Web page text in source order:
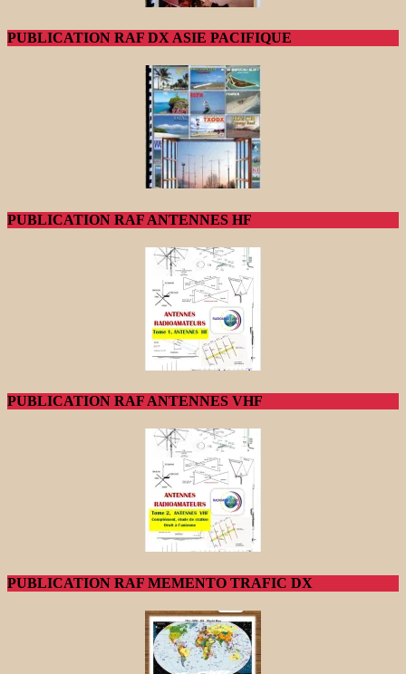
PUBLICATION RAF DX ASIE PACIFIQUE
PUBLICATION RAF ANTENNES HF
PUBLICATION RAF ANTENNES VHF
PUBLICATION RAF MEMENTO TRAFIC DX